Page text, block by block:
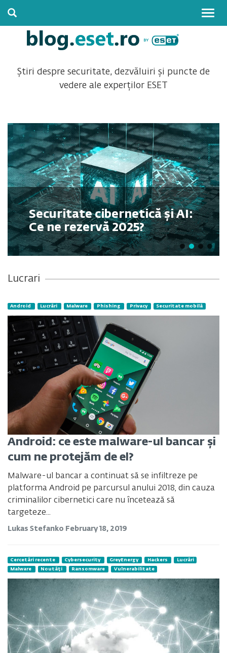
Știri despre securitate, dezvăluiri și puncte de
vedere ale experților ESET
Securitate cibernetică și AI:
Ce ne rezervă 2025?
Lucrari
Android Lucrări Malware Phishing Privacy Securitate mobilă
Android: ce este malware-ul bancar și
cum ne protejăm de el?
Malware-ul bancar a continuat să se infiltreze pe
platforma Android pe parcursul anului 2018, din cauza
criminalilor cibernetici care nu încetează să
targeteze...
Lukas Stefanko February 18, 2019
Cercetări recente Cybersecurity GreyEnergy Hackers
Lucrări
Malware
Noutăți Ransomware Vulnerabilitate